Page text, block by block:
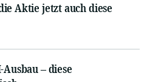
Aktie jetzt auch diese
– diese